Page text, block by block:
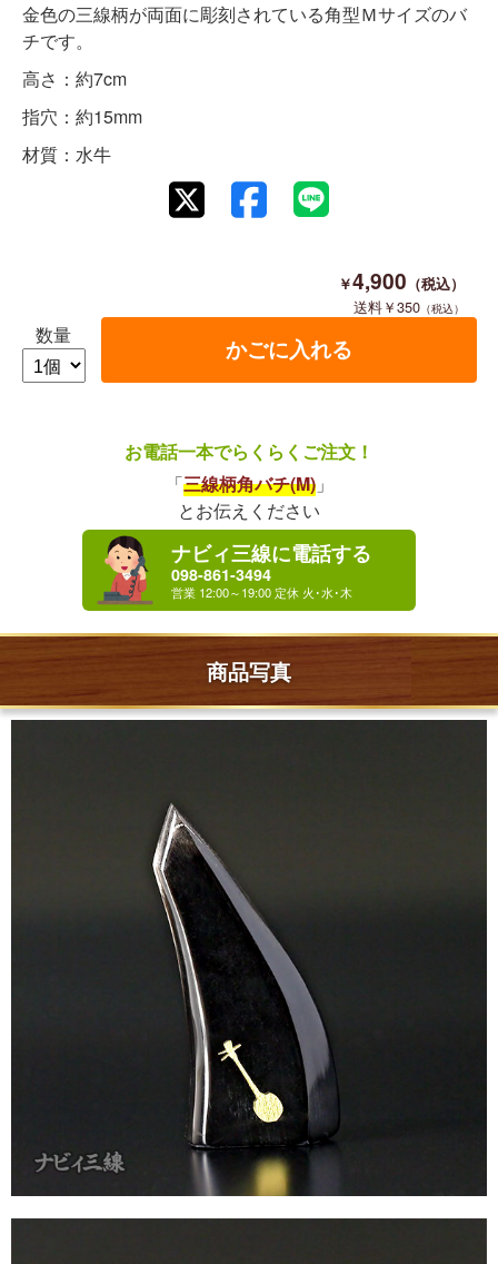
金色の三線柄が両面に彫刻されている角型Ｍサイズのバ
チです。
高さ：約7cm
指穴：約15mm
材質：水牛
4,900
350
数量
お電話一本でらくらくご注文！
「三線柄角バチ(M)」
とお伝えください
ナビィ三線に電話する
098-861-3494
商品写真